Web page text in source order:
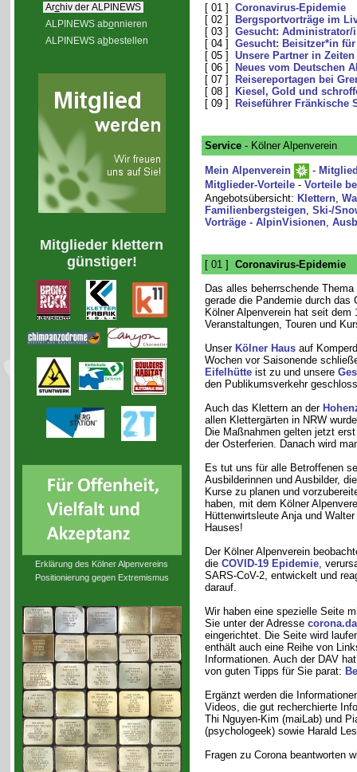
Archiv der ALPINEWS
ALPINEWS abonnieren
ALPINEWS abbestellen
Mitglieder klettern
günstiger!
Erklärung des Kölner Alpenvereins
Positionierung gegen Extremismus
[ 01 ] Coronavirus-Epidemie
[ 02 ]
Bergsportvorträge im
[ 03 ] Gesucht: Administrator/
[ 04 ] Gesucht: Beisitzer*in für
[ 05 ] Unsere Partner in
[ 06 ]
Neues vom Deutschen
[ 07 ]
Reisereportagen bei
[ 08 ]
Kiesel, Gold und
[ 09 ]
Reiseführer Fränkische
Service- Kölner Alpenverein
Mein Alpenverein -
Mitglieder-Vorteile- Vorteile
Angebotsübersicht: Klettern,
Familienbergsteigen, Ski-/
Vorträge - AlpinVisionen,
[ 01 ] Coronavirus-Epidemie
Das alles beherrschende
gerade die Pandemie durch das
Kölner Alpenverein hat seit dem
Veranstaltungen, Touren und
Unser Kölner Hausauf
Wochen vor Saisonende
Eifelhütteist zu und unsere
den Publikumsverkehr
Auch das Klettern an der
allen Klettergärten in NRW
Die Maßnahmen gelten jetzt
der Osterferien. Danach wird
Es tut uns für alle Betroffenen
Ausbilderinnen und Ausbilder,
Kurse zu planen und
haben, mit dem Kölner
Hüttenwirtsleute Anja und
Hauses!
Der Kölner Alpenverein
die COVID-19 Epidemie,
SARS-CoV-2, entwickelt und
darauf.
Wir haben eine spezielle Seite
Sie unter der Adresse
eingerichtet. Die Seite wird
enthält auch eine Reihe von
Informationen. Auch der DAV
von guten Tipps für Sie parat:
Ergänzt werden die
Videos, die gut recherchierte
Thi Nguyen-Kim (maiLab) und
(psychologeek) sowie Harald
Fragen zu Corona beantworten